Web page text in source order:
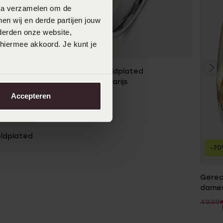
verzamelen om de
wij en derde partijen jouw
onze website,
akkoord. Je kunt je
Accepteren
Stainless steel goldplated
herenliefdesring Parijs
59
2e gratis
49.99
-